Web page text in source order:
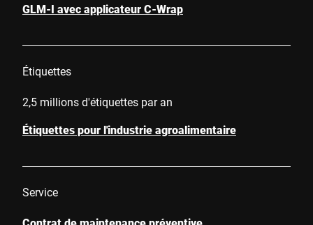
GLM-I avec applicateur C-Wrap
Étiquettes
2,5 millions d'étiquettes par an
Étiquettes pour l'industrie agroalimentaire
Service